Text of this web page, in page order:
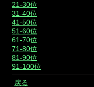
21-30位
31-40位
41-50位
51-60位
61-70位
71-80位
81-90位
91-100位
戻る